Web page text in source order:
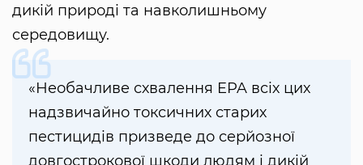
дикій природі та навколишньому
середовищу.
«Необачливе схвалення EPA всіх цих
надзвичайно токсичних старих
пестицидів призведе до серйозної
довгострокової шкоди людям і дикій